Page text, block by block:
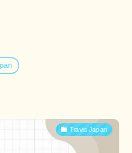
Travis Japan